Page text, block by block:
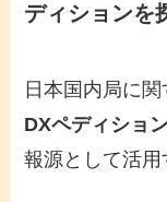
ディションを
日本国内局に
DXペディショ
報源として活用